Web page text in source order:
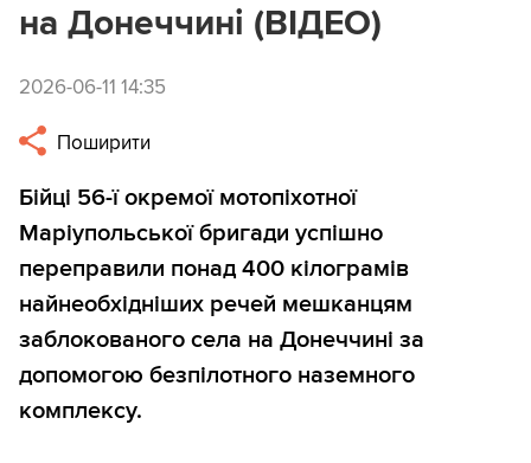
на Донеччині (ВІДЕО)
2026-06-11 14:35
Поширити
Бійці 56-ї окремої мотопіхотної
Маріупольської бригади успішно
переправили понад 400 кілограмів
найнеобхідніших речей мешканцям
заблокованого села на Донеччині за
допомогою безпілотного наземного
комплексу.